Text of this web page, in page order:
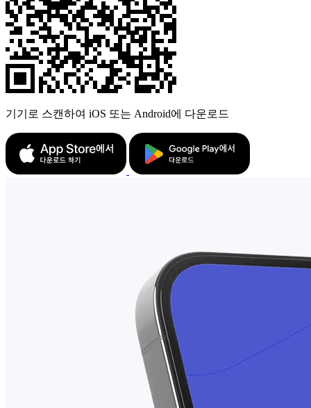
기기로 스캔하여 iOS 또는 Android에 다운로드